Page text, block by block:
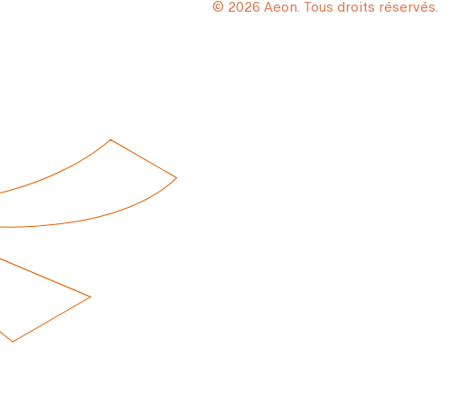
© 2026 Aeon. Tous droits réservés.